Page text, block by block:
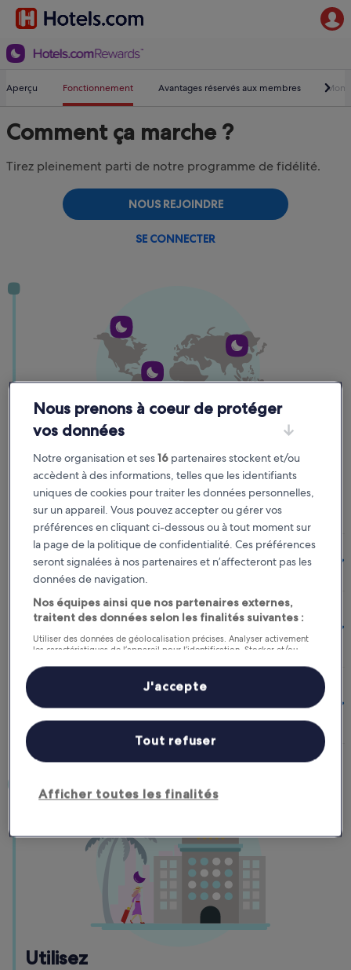
Aperçu Fonctionnement Avantages réservés aux membres Mon
Comment ça marche ?
Tirez pleinement parti de notre programme de fidélité.
NOUS REJOINDRE
SE CONNECTER
Cumulez
Cumulez 1 vignette pour chaque nuit séjournée. Cumulez
10 vignettes, recevez 1 nuit bonus*.
Comment cumuler des vignettes ?
Quelques conseils pour cumuler vos vignettes plus
rapidement :
Obtenir une nuit bonus*, c’est très simple.
Utilisez
Nous prenons à coeur de protéger
vos données
Notre organisation et ses16partenaires stockent et/ou
accèdent à des informations, telles que les identifiants
uniques de cookies pour traiter les données personnelles,
sur un appareil. Vous pouvez accepter ou gérer vos
préférences en cliquant ci-dessous ou à tout moment sur
la page de la politique de confidentialité. Ces préférences
seront signalées à nos partenaires et n’affecteront pas les
données de navigation.
Nos équipes ainsi que nos partenaires externes,
traitent des données selon les finalités suivantes :
Utiliser des données de géolocalisation précises. Analyser activement
les caractéristiques de l’appareil pour l’identification. Stocker et/ou
personnalisés, mesure de performance des publicités et du contenu,
études d’audience et développement de services.
Afficher toutes les finalités
Tout refuser
J'accepte